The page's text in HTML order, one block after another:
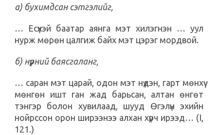
а) бухимдсан сэтгэлийг,
… Есүхэй баатар аянга мэт хилэгнэн … уул
нурж мөрөн цалгиж байх мэт цэрэг мордвой.
б) нүүрний баясгаланг,
… саран мэт царай, одон мэт нүдэн, гарт мөнхүү
мөнгөн ишт ган жад барьсан, алтан өнгөт
тэнгэр болон хувилаад, шууд Өгэлүн эхийн
нойрссон орон ширээнээ алхан хүрч ирээд… (I,
121.)